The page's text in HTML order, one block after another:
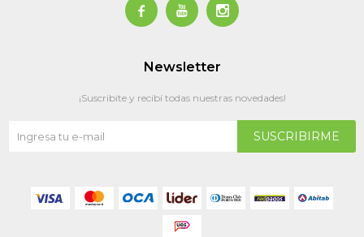
  
Newsletter
¡Suscribite y recibí todas nuestras novedades!
SUSCRIBIRME